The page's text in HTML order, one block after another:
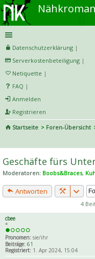
Datenschutzerklärung |
Serverkostenbeteiligung |
Netiquette |
FAQ |
Anmelden
Registrieren
Startseite
Foren-Übersicht
he
Geschäfte fürs
Moderatoren: Boobs&Braces,
Antworten
4
cbee
*
Pronomen: sie/ihr
Beiträge: 61
Registriert: 1. Apr 2024, 15:04